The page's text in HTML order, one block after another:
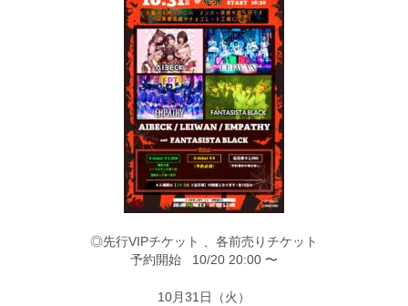
◎先行VIPチケット 、各前売りチケット
予約開始 10/20 20:00 〜
10月31日（火）